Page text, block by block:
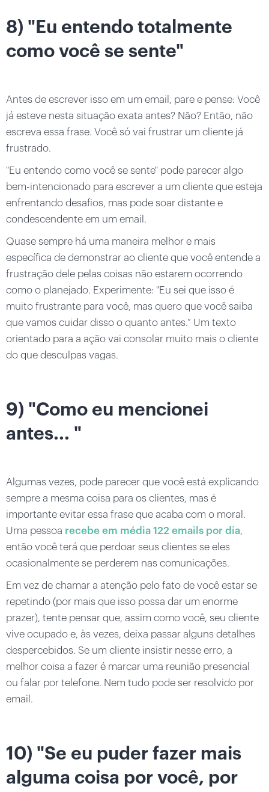
8) "Eu entendo totalmente
como você se sente"
Antes de escrever isso em um email, pare e pense: Você
já esteve nesta situação exata antes? Não? Então, não
escreva essa frase. Você só vai frustrar um cliente já
frustrado.
"Eu entendo como você se sente" pode parecer algo
bem-intencionado para escrever a um cliente que esteja
enfrentando desafios, mas pode soar distante e
condescendente em um email.
Quase sempre há uma maneira melhor e mais
específica de demonstrar ao cliente que você entende a
frustração dele pelas coisas não estarem ocorrendo
como o planejado. Experimente: "Eu sei que isso é
muito frustrante para você, mas quero que você saiba
que vamos cuidar disso o quanto antes.” Um texto
orientado para a ação vai consolar muito mais o cliente
do que desculpas vagas.
9) "Como eu mencionei
antes... "
Algumas vezes, pode parecer que você está explicando
sempre a mesma coisa para os clientes, mas é
importante evitar essa frase que acaba com o moral.
Uma pessoa recebe em média 122 emails por dia,
então você terá que perdoar seus clientes se eles
ocasionalmente se perderem nas comunicações.
Em vez de chamar a atenção pelo fato de você estar se
repetindo (por mais que isso possa dar um enorme
prazer), tente pensar que, assim como você, seu cliente
vive ocupado e, às vezes, deixa passar alguns detalhes
despercebidos. Se um cliente insistir nesse erro, a
melhor coisa a fazer é marcar uma reunião presencial
ou falar por telefone. Nem tudo pode ser resolvido por
email.
10) "Se eu puder fazer mais
alguma coisa por você, por